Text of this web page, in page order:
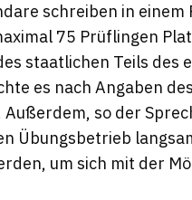
schreiben in
75 Prüflingen
staatlichen Teils des
es nach Angaben
Außerdem, so der
Übungsbetrieb
um sich mit der